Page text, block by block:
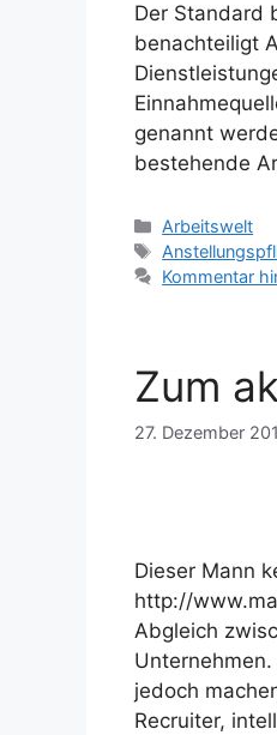
Der Standard
benachteiligt
genannt
bestehende
Kategorien
Arbeitswelt
Schlagwörter
Kommentar
Zum
27. Dezember
Dieser Mann
http://
Abgleich
jedoch
Recruiter,